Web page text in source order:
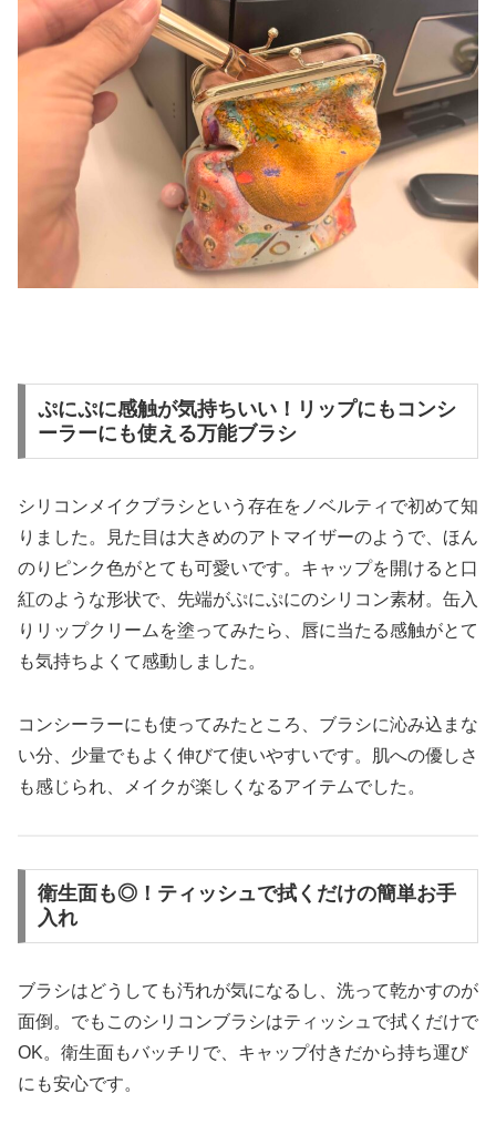
ぷにぷに感触が気持ちいい！リップにもコンシ
ーラーにも使える万能ブラシ
シリコンメイクブラシという存在をノベルティで初めて知
りました。見た目は大きめのアトマイザーのようで、ほん
のりピンク色がとても可愛いです。キャップを開けると口
紅のような形状で、先端がぷにぷにのシリコン素材。缶入
りリップクリームを塗ってみたら、唇に当たる感触がとて
も気持ちよくて感動しました。
コンシーラーにも使ってみたところ、ブラシに沁み込まな
い分、少量でもよく伸びて使いやすいです。肌への優しさ
も感じられ、メイクが楽しくなるアイテムでした。
衛生面も◎！ティッシュで拭くだけの簡単お手
入れ
ブラシはどうしても汚れが気になるし、洗って乾かすのが
面倒。でもこのシリコンブラシはティッシュで拭くだけで
OK。衛生面もバッチリで、キャップ付きだから持ち運び
にも安心です。